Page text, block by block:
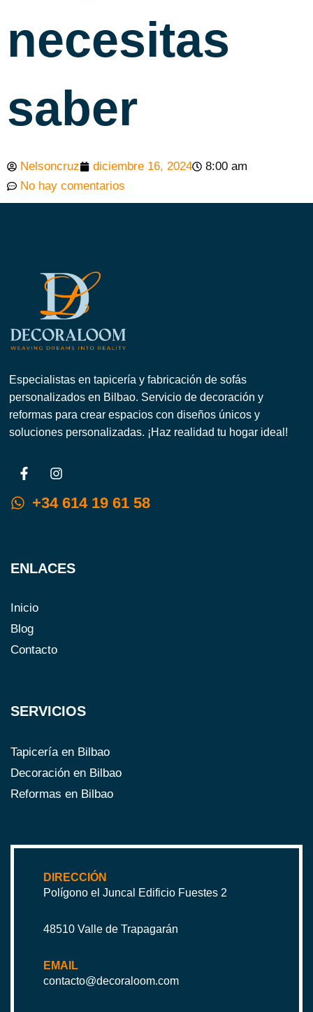
necesitas
saber
Nelsoncruz diciembre 16, 2024
8:00 am
No hay comentarios
Especialistas en tapicería y fabricación de sofás
personalizados en Bilbao. Servicio de decoración y
reformas para crear espacios con diseños únicos y
soluciones personalizadas. ¡Haz realidad tu hogar ideal!
F
a
e
-
I
n
t
m
+34 614 19 61 58
ENLACES
Inicio
Blog
Contacto
SERVICIOS
Tapicería en Bilbao
Decoración en Bilbao
Reformas en Bilbao
DIRECCIÓN
Polígono el Juncal Edificio Fuestes 2
48510 Valle de Trapagarán
EMAIL
contacto@decoraloom.com